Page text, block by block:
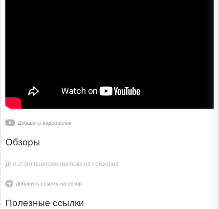
Добавить видеоролик
Обзоры
Для этого приложения пока нет обзоров
Добавить ссылку на обзор
Полезные ссылки